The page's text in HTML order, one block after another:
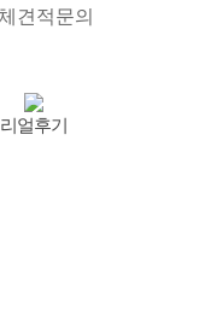
리얼후기